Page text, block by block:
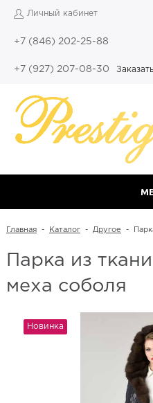
Личный кабинет
+7 (846) 202-25-88
+7 (927) 207-08-30
Главная - Каталог - Другое -
Парка из
меха соболя
Новинка